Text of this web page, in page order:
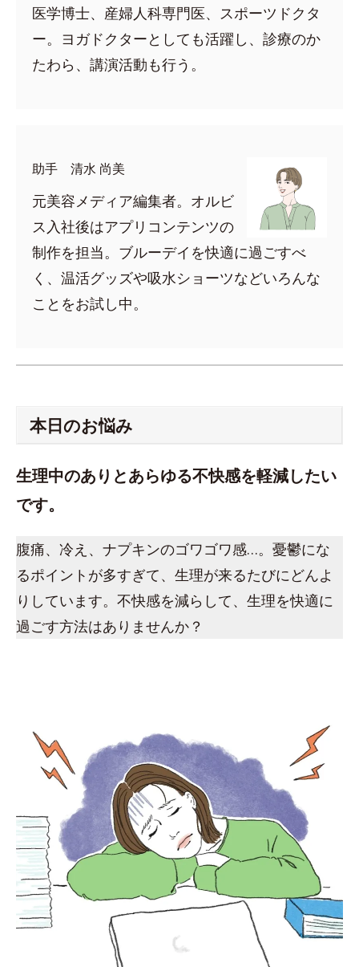
医学博士、産婦人科専門医、スポーツドクタ
ー。ヨガドクターとしても活躍し、診療のか
たわら、講演活動も行う。
助手 清水 尚美
元美容メディア編集者。オルビ
ス入社後はアプリコンテンツの
制作を担当。ブルーデイを快適に過ごすべ
く、温活グッズや吸水ショーツなどいろんな
ことをお試し中。
本日のお悩み
生理中のありとあらゆる不快感を軽減したい
です。
腹痛、冷え、ナプキンのゴワゴワ感…。憂鬱にな
るポイントが多すぎて、生理が来るたびにどんよ
りしています。不快感を減らして、生理を快適に
過ごす方法はありませんか？